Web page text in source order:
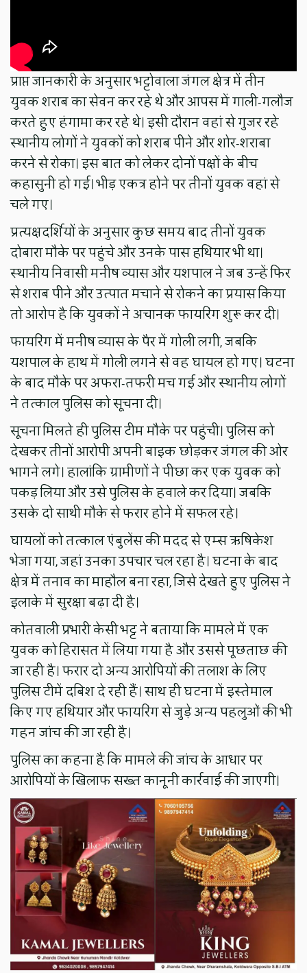
प्राप्त जानकारी के अनुसार भट्टोवाला जंगल क्षेत्र में तीन
युवक शराब का सेवन कर रहे थे और आपस में गाली-गलौज
करते हुए हंगामा कर रहे थे। इसी दौरान वहां से गुजर रहे
स्थानीय लोगों ने युवकों को शराब पीने और शोर-शराबा
करने से रोका। इस बात को लेकर दोनों पक्षों के बीच
कहासुनी हो गई। भीड़ एकत्र होने पर तीनों युवक वहां से
चले गए।
प्रत्यक्षदर्शियों के अनुसार कुछ समय बाद तीनों युवक
दोबारा मौके पर पहुंचे और उनके पास हथियार भी था।
स्थानीय निवासी मनीष व्यास और यशपाल ने जब उन्हें फिर
से शराब पीने और उत्पात मचाने से रोकने का प्रयास किया
तो आरोप है कि युवकों ने अचानक फायरिंग शुरू कर दी।
फायरिंग में मनीष व्यास के पैर में गोली लगी, जबकि
यशपाल के हाथ में गोली लगने से वह घायल हो गए। घटना
के बाद मौके पर अफरा-तफरी मच गई और स्थानीय लोगों
ने तत्काल पुलिस को सूचना दी।
सूचना मिलते ही पुलिस टीम मौके पर पहुंची। पुलिस को
देखकर तीनों आरोपी अपनी बाइक छोड़कर जंगल की ओर
भागने लगे। हालांकि ग्रामीणों ने पीछा कर एक युवक को
पकड़ लिया और उसे पुलिस के हवाले कर दिया। जबकि
उसके दो साथी मौके से फरार होने में सफल रहे।
घायलों को तत्काल एंबुलेंस की मदद से एम्स ऋषिकेश
भेजा गया, जहां उनका उपचार चल रहा है। घटना के बाद
क्षेत्र में तनाव का माहौल बना रहा, जिसे देखते हुए पुलिस ने
इलाके में सुरक्षा बढ़ा दी है।
कोतवाली प्रभारी केसी भट्ट ने बताया कि मामले में एक
युवक को हिरासत में लिया गया है और उससे पूछताछ की
जा रही है। फरार दो अन्य आरोपियों की तलाश के लिए
पुलिस टीमें दबिश दे रही हैं। साथ ही घटना में इस्तेमाल
किए गए हथियार और फायरिंग से जुड़े अन्य पहलुओं की भी
गहन जांच की जा रही है।
पुलिस का कहना है कि मामले की जांच के आधार पर
आरोपियों के खिलाफ सख्त कानूनी कार्रवाई की जाएगी।